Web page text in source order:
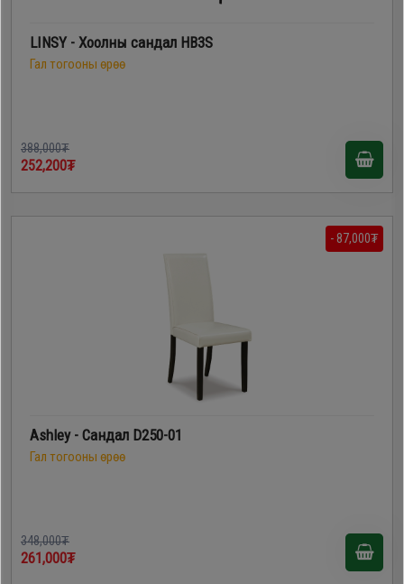
LINSY - Хоолны сандал HB3S
Гал тогооны өрөө
388,000₮
252,200₮
- 87,000₮
Ashley - Сандал D250-01
Гал тогооны өрөө
348,000₮
261,000₮